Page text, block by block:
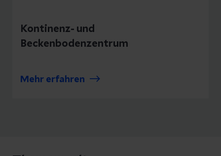
Kontinenz- und
Beckenbodenzentrum
Mehr erfahren